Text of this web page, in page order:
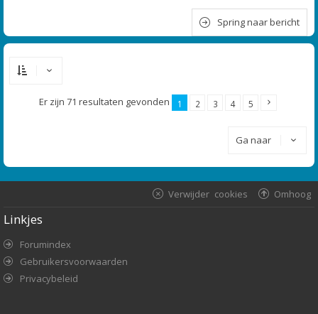
Spring naar bericht
Er zijn 71 resultaten gevonden 1 2 3 4 5
Ga naar
Omhoog
Verwijder cookies
Linkjes
Forumindex
Gebruikersvoorwaarden
Privacybeleid